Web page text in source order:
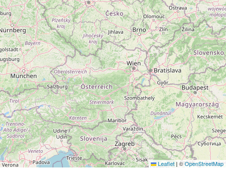
Leaflet | ©OpenStreetMap